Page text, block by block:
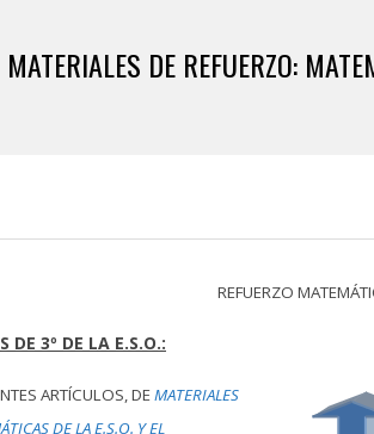
MATERIALES DE REFUERZO:
REFUERZO
DE 3º DE LA E.S.O.:
ARTÍCULOS, DEMATERIALES
DE LA E.S.O. Y EL